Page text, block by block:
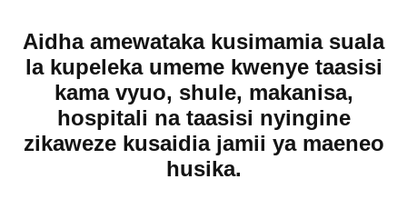
Aidha amewataka kusimamia suala
la kupeleka umeme kwenye taasisi
kama vyuo, shule, makanisa,
hospitali na taasisi nyingine
zikaweze kusaidia jamii ya maeneo
husika.